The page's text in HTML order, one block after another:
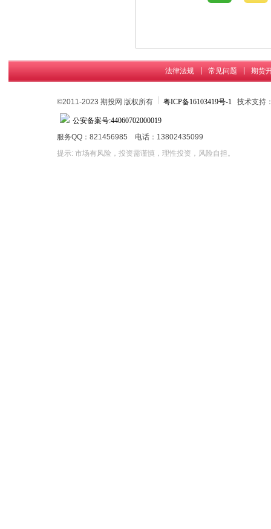
法律法规 常见问题 期货
©2011-2023 期投网 版权所有 粤ICP备16103419号-1 技术支持
公安备案号:44060702000019
服务QQ：821456985 电话：13802435099
提示: 市场有风险，投资需谨慎，理性投资，风险自担。